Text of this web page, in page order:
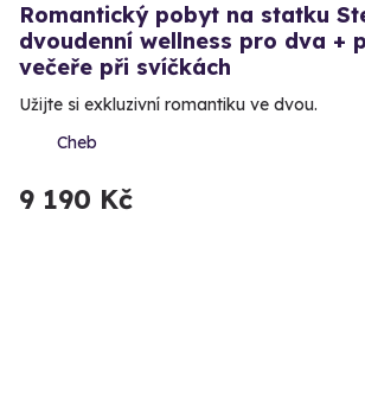
Romantický pobyt na statku
dvoudenní wellness pro dva +
večeře při svíčkách
Užijte si exkluzivní romantiku ve dvou.
Cheb
9 190 Kč